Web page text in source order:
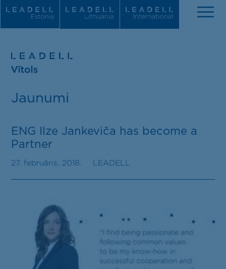
Komanda
Atzinības
Kontakti
Jaunumi
ENG Ilze Jankeviča has become a
Partner
27. februāris, 2018. LEADELL